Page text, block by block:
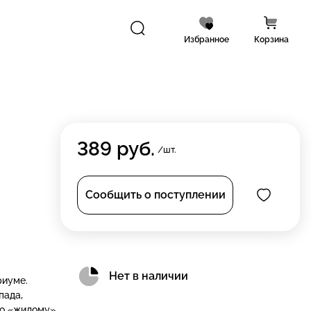
Избранное Корзина
389 руб. /шт.
Сообщить о поступлении
Нет в наличии